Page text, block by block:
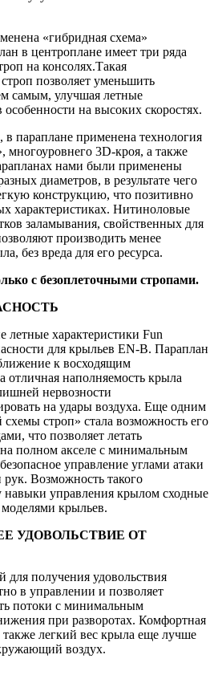
«гибридная схема»
в центроплане имеет три ряда
на консолях.Такая
позволяет уменьшить
самым, улучшая летные
на высоких скоростях.
параплане применена технология
многоуровнего 3D-кроя, а также
нами были применены
диаметров, в результате чего
конструкцию, что позитивно
характеристиках. Нитиноловые
заламывания, свойственных для
производить менее
без вреда для его ресурса.
с безоплеточными стропами.
характеристики Fun
для крыльев EN-B. Параплан
к восходящим
наполняемость крыла
нервозности
на удары воздуха. Еще одним
строп» стала возможность его
что позволяет летать
полном акселе с минимальным
управление углами атаки
Возможность такого
навыки управления крылом сходные
крыльев.
УДОВОЛЬСТВИЕ ОТ
для получения удовольствия
в управлении и позволяет
потоки с минимальным
при разворотах. Комфортная
также легкий вес крыла еще лучше
воздух.